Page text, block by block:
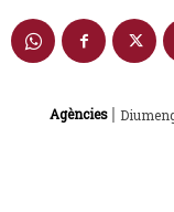
Agències |